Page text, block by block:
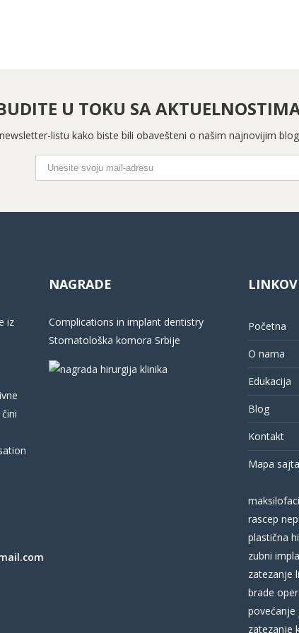
U TOKU SA
listu kako biste bili obavešteni o našim najnovijim
iz
NAGRADE
Complications in implant dentistry
Stomatološka komora Srbije
Početna
O nama
Edukacija
Blog
Kontakt
Mapa sajta
rascep
plastična
zubni
zatezanje
brade
povećanje
zatezanje